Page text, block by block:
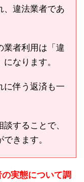
、違法業者であ
業者利用は「違
なります。
に伴う返済も一
することで、
きます。
実態について調